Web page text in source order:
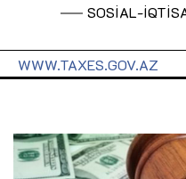
SOSİAL-
WWW.TAXES.GOV.AZ